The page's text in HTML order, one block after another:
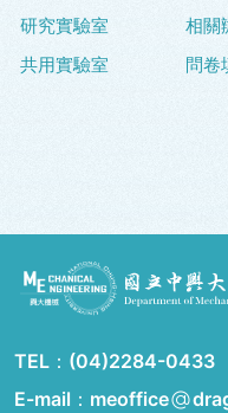
研究實驗室
共用實驗室
相關
問卷
TEL： (04)2284-0433
E-mail：meoffice